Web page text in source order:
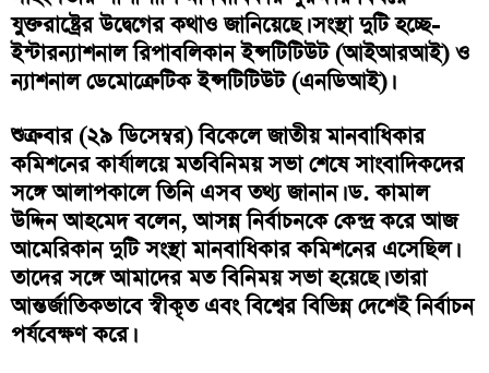
যুক্তরাষ্ট্রের উদ্বেগের কথাও জানিয়েছে। সংস্থা দুটি হচ্ছে-
ইন্টারন্যাশনাল রিপাবলিকান ইন্সটিটিউট (আইআরআই) ও
ন্যাশনাল ডেমোক্রেটিক ইন্সটিটিউট (এনডিআই)।
শুক্রবার (২৯ ডিসেম্বর) বিকেলে জাতীয় মানবাধিকার
কমিশনের কার্যালয়ে মতবিনিময় সভা শেষে সাংবাদিকদের
সঙ্গে আলাপকালে তিনি এসব তথ্য জানান। ড. কামাল
উদ্দিন আহমেদ বলেন, আসন্ন নির্বাচনকে কেন্দ্র করে আজ
আমেরিকান দুটি সংস্থা মানবাধিকার কমিশনের এসেছিল।
তাদের সঙ্গে আমাদের মত বিনিময় সভা হয়েছে। তারা
আন্তর্জাতিকভাবে স্বীকৃত এবং বিশ্বের বিভিন্ন দেশেই নির্বাচন
পর্যবেক্ষণ করে।